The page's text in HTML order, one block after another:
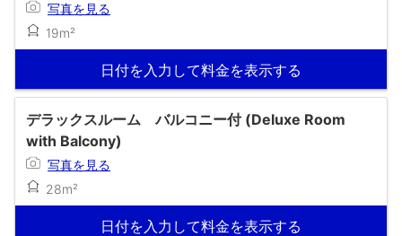
写真を見る
19m²
日付を入力して料金を表示する
デラックスルーム バルコニー付 (Deluxe Room
with Balcony)
写真を見る
28m²
日付を入力して料金を表示する